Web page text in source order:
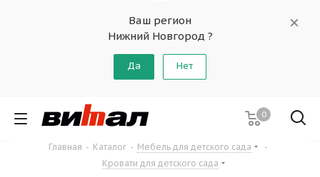
Ваш регион
Нижний Новгород ?
Да Нет
0
Главная - Каталог - Мебель для детского сада
-
Кровати для детского сада